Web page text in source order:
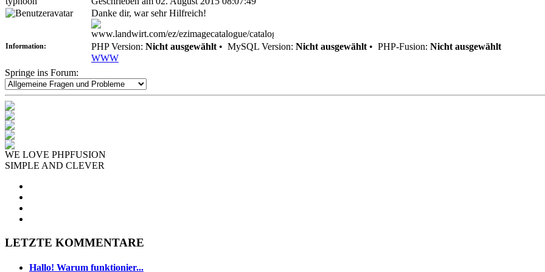
Danke dir, war sehr Hilfreich!
Information: PHP Version: Nicht ausgewählt • MySQL Version: Nicht ausgewählt • PHP-Fusion: Nicht ausgewählt
WWW
Springe ins Forum:
WE LOVE PHPFUSION
SIMPLE AND CLEVER
LETZTE KOMMENTARE
Hallo! Warum funktionier...